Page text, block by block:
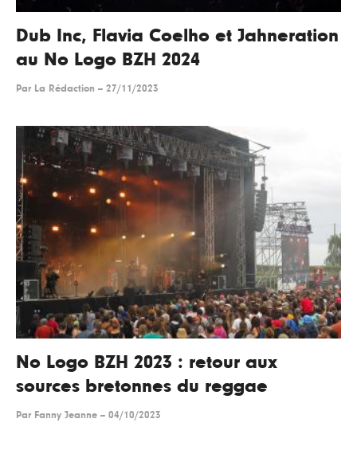
Dub Inc, Flavia Coelho et Jahneration
au No Logo BZH 2024
Par La Rédaction -- 27/11/2023
No Logo BZH 2023 : retour aux
sources bretonnes du reggae
Par Fanny Jeanne -- 04/10/2023